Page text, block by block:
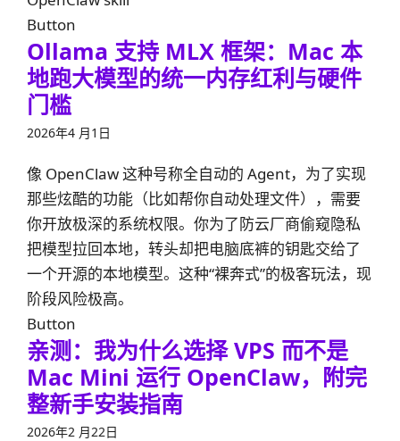
Button
Ollama 支持 MLX 框架：Mac 本
地跑大模型的统一内存红利与硬件
门槛
2026年4 月1日
像 OpenClaw 这种号称全自动的 Agent，为了实现
那些炫酷的功能（比如帮你自动处理文件），需要
你开放极深的系统权限。你为了防云厂商偷窥隐私
把模型拉回本地，转头却把电脑底裤的钥匙交给了
一个开源的本地模型。这种“裸奔式”的极客玩法，现
阶段风险极高。
Button
亲测：我为什么选择 VPS 而不是
Mac Mini 运行 OpenClaw，附完
整新手安装指南
2026年2 月22日